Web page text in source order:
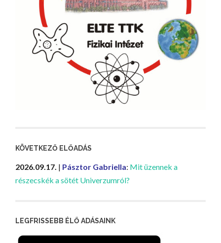
KÖVETKEZŐ ELŐADÁS
2026.09.17. | Pásztor Gabriella: Mit üzennek a
részecskék a sötét Univerzumról?
LEGFRISSEBB ÉLŐ ADÁSAINK